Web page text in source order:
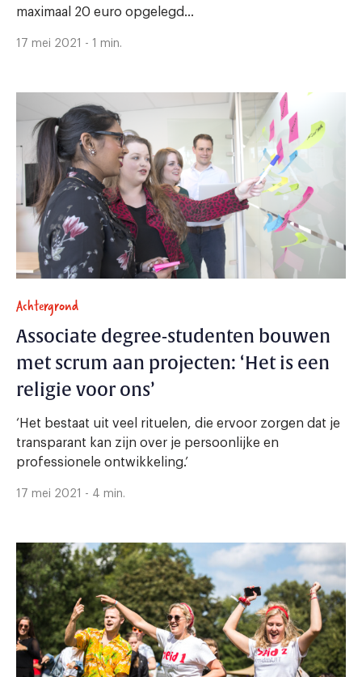
maximaal 20 euro opgelegd...
17 mei 2021 - 1 min.
Achtergrond
Associate degree-studenten bouwen
met scrum aan projecten: ‘Het is een
religie voor ons’
‘Het bestaat uit veel rituelen, die ervoor zorgen dat je
transparant kan zijn over je persoonlijke en
professionele ontwikkeling.’
17 mei 2021 - 4 min.